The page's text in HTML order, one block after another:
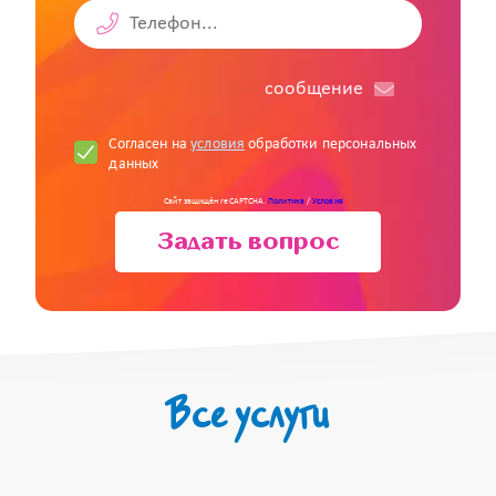
cообщение
Согласен наусловия обработки персональных
данных
Сайт защищён reCAPTCHA.Политика/Условия
Задать вопрос
Все услуги